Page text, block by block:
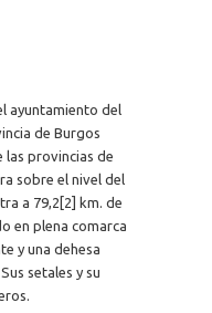
ayuntamiento del
de Burgos
las provincias de
sobre el nivel del
a 79,2[2] km. de
en plena comarca
y una dehesa
setales y su